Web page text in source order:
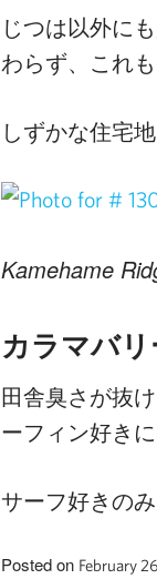
じつは以外に
わらず、これ
しずかな住宅
Kamehame
カラマバリ
田舎臭さが抜
ーフィン好き
サーフ好きの
Posted on February